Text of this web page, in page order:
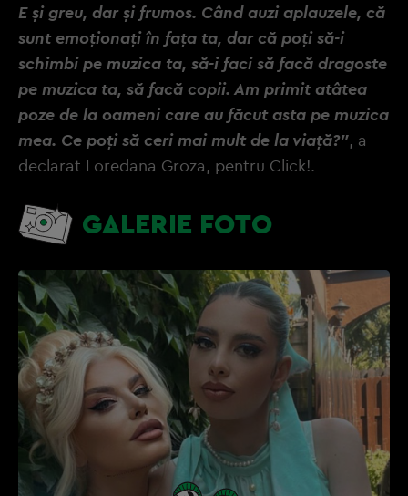
E și greu, dar și frumos. Când auzi aplauzele, că
sunt emoționați în fața ta, dar că poți să-i
schimbi pe muzica ta, să-i faci să facă dragoste
pe muzica ta, să facă copii. Am primit atâtea
poze de la oameni care au făcut asta pe muzica
mea. Ce poți să ceri mai mult de la viață?", a
declarat Loredana Groza, pentru Click!.
GALERIE FOTO